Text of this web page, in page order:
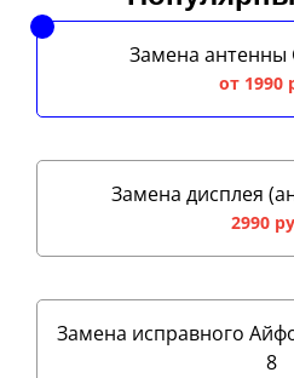
Замена антенны
от 1990
Замена дисплея
2990
Замена исправного
8